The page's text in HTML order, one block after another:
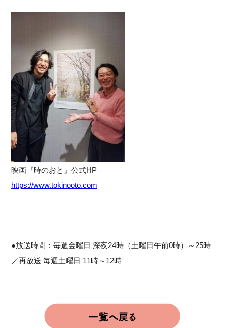
映画『時のおと』公式HP
https://www.tokinooto.com
●放送時間：毎週金曜日 深夜24時（土曜日午前0時）～25時
／再放送 毎週土曜日 11時～12時